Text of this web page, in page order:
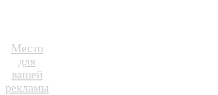
Место
для
вашей
рекламы